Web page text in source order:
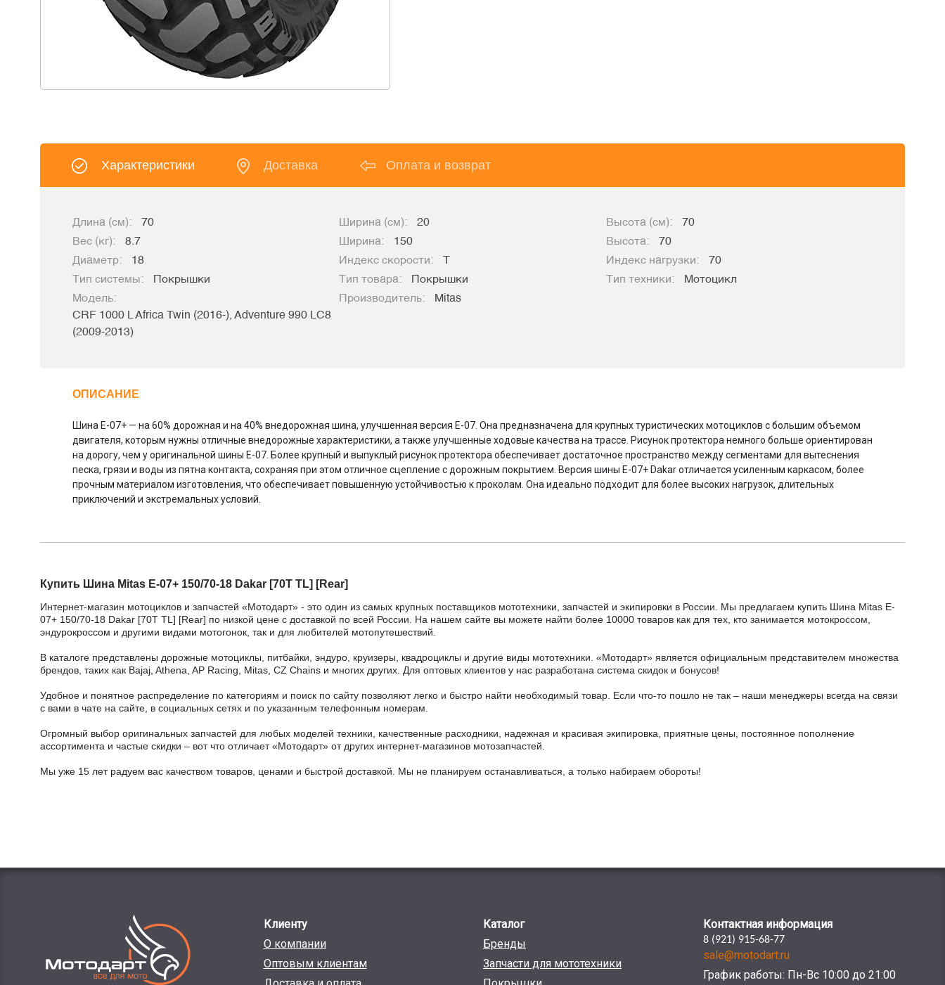
Характеристики Доставка Оплата и возврат
Длина (см): 70 Ширина (см): 20 Высота (см):
70
Вес (кг):
8.7 Ширина: 150 Высота:
70
Диаметр:
18 Индекс скорости: Индекс нагрузки:
70
Тип системы:
Покрышки Тип товара: Покрышки Тип техники:
Мотоцикл
Модель:
CRF 1000 L Africa Twin (2016-), Adventure 990 LC8
(2009-2013)
Производитель: Mitas
ОПИСАНИЕ
Шина E-07+ — на 60% дорожная и на 40% внедорожная шина, улучшенная версия Е-07. Она предназначена для крупных туристических мотоциклов с большим объемом
двигателя, которым нужны отличные внедорожные характеристики, а также улучшенные ходовые качества на трассе. Рисунок протектора немного больше ориентирован
на дорогу, чем у оригинальной шины E-07. Более крупный и выпуклый рисунок протектора обеспечивает достаточное пространство между сегментами для вытеснения
песка, грязи и воды из пятна контакта, сохраняя при этом отличное сцепление с дорожным покрытием. Версия шины Е-07+ Dakar отличается усиленным каркасом, более
прочным материалом изготовления, что обеспечивает повышенную устойчивостью к проколам. Она идеально подходит для более высоких нагрузок, длительных
приключений и экстремальных условий.
Купить Шина Mitas E-07+ 150/70-18 Dakar [70T TL] [Rear]
Интернет-магазин мотоциклов и запчастей «Мотодарт» - это один из самых крупных поставщиков мототехники, запчастей и экипировки в России. Мы предлагаем купить Шина Mitas E-
07+ 150/70-18 Dakar [70T TL] [Rear] по низкой цене с доставкой по всей России. На нашем сайте вы можете найти более 10000 товаров как для тех, кто занимается мотокроссом,
эндурокроссом и другими видами мотогонок, так и для любителей мотопутешествий.
В каталоге представлены дорожные мотоциклы, питбайки, эндуро, круизеры, квадроциклы и другие виды мототехники. «Мотодарт» является официальным представителем множества
брендов, таких как Bajaj, Athena, AP Racing, Mitas, CZ Chains и многих других. Для оптовых клиентов у нас разработана система скидок и бонусов!
Удобное и понятное распределение по категориям и поиск по сайту позволяют легко и быстро найти необходимый товар. Если что-то пошло не так – наши менеджеры всегда на связи
с вами в чате на сайте, в социальных сетях и по указанным телефонным номерам.
Огромный выбор оригинальных запчастей для любых моделей техники, качественные расходники, надежная и красивая экипировка, приятные цены, постоянное пополнение
ассортимента и частые скидки – вот что отличает «Мотодарт» от других интернет-магазинов мотозапчастей.
Мы уже 15 лет радуем вас качеством товаров, ценами и быстрой доставкой. Мы не планируем останавливаться, а только набираем обороты!
Клиенту
О компании
Оптовым клиентам
Каталог
Бренды
Запчасти для мототехники
Контактная информация
8 (921) 915-68-77
sale@motodart.ru
График работы: Пн-Вс 10:00 до 21:00